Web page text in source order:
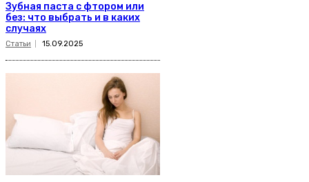
Зубная паста с фтором или
без: что выбрать и в каких
случаях
Статьи 15.09.2025